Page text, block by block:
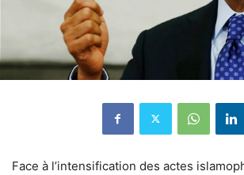
Face à l’intensification des actes